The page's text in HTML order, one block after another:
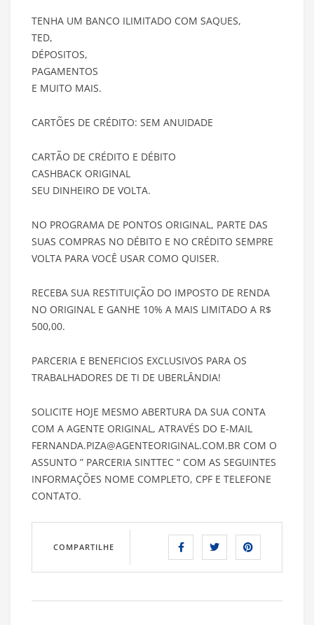
TENHA UM BANCO ILIMITADO COM SAQUES,
TED,
DÉPOSITOS,
PAGAMENTOS
E MUITO MAIS.
CARTÕES DE CRÉDITO: SEM ANUIDADE
CARTÃO DE CRÉDITO E DÉBITO
CASHBACK ORIGINAL
SEU DINHEIRO DE VOLTA.
NO PROGRAMA DE PONTOS ORIGINAL, PARTE DAS
SUAS COMPRAS NO DÉBITO E NO CRÉDITO SEMPRE
VOLTA PARA VOCÊ USAR COMO QUISER.
RECEBA SUA RESTITUIÇÃO DO IMPOSTO DE RENDA
NO ORIGINAL E GANHE 10% A MAIS LIMITADO A R$
500,00.
PARCERIA E BENEFICIOS EXCLUSIVOS PARA OS
TRABALHADORES DE TI DE UBERLÂNDIA!
SOLICITE HOJE MESMO ABERTURA DA SUA CONTA
COM A AGENTE ORIGINAL, ATRAVÉS DO E-MAIL
FERNANDA.PIZA@AGENTEORIGINAL.COM.BR COM O
ASSUNTO ” PARCERIA SINTTEC ” COM AS SEGUINTES
INFORMAÇÕES NOME COMPLETO, CPF E TELEFONE
CONTATO.
COMPARTILHE